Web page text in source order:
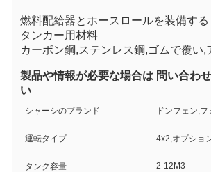
燃料配給器とホースロールを装備する
タンカー用材料
カーボン鋼,ステンレス鋼,ゴムで覆い,
製品や情報が必要な場合は 問い合わ
い
シャーシのブランド ドンフェン,
運転タイプ 4x2,オプショ
タンク容量 2-12M3